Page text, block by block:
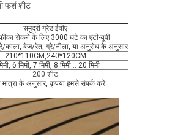
फर्श शीट
समुद्री ग्रेड ईवीए
रोकने के लिए 3000 घंटे का एंटी-यूवी
काला, बेज/रेत, ग्रे/नीला, या अनुरोध के अनुसार
210*110CM,240*120CM
6 मिमी, 7 मिमी, 8 मिमी... 20 मिमी
200 शीट
के अनुसार, कृपया हमसे संपर्क करें